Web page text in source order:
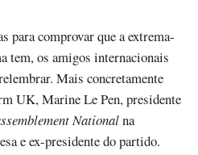
para comprovar que a extrema-
tem, os amigos internacionais
Mais concretamente
UK, Marine Le Pen, presidente
Nationalna
e ex-presidente do partido.